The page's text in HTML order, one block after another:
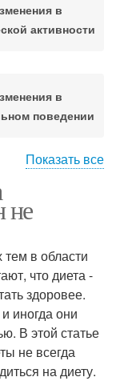
в
активности
в
поведении
Показать все
не
в области
что диета -
здоровее.
иногда они
В этой статье
не всегда
на диету.